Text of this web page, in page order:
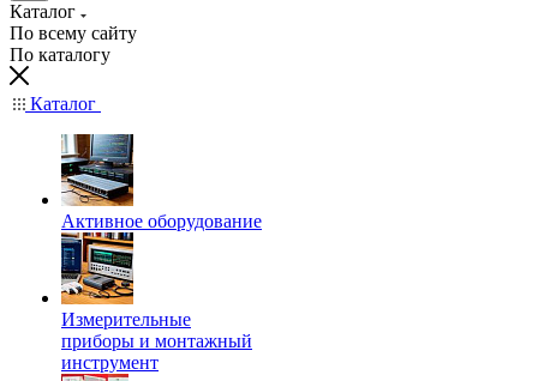
Каталог
По всему сайту
По каталогу
Каталог
Активное оборудование
Измерительные
приборы и монтажный
инструмент